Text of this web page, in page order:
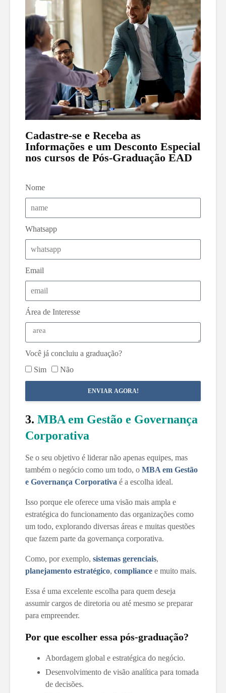
Cadastre-se e Receba as
Informações e um Desconto Especial
nos cursos de Pós-Graduação EAD
Nome
Whatsapp
Email
Área de Interesse
Você já concluiu a graduação?
Sim
Não
ENVIAR AGORA!
3. MBA em Gestão e Governança
Corporativa
Se o seu objetivo é liderar não apenas equipes, mas
também o negócio como um todo, o MBA em Gestão
e Governança Corporativa é a escolha ideal.
Isso porque ele oferece uma visão mais ampla e
estratégica do funcionamento das organizações como
um todo, explorando diversas áreas e muitas questões
que fazem parte da governança corporativa.
Como, por exemplo, sistemas gerenciais,
planejamento estratégico, compliance e muito mais.
Essa é uma excelente escolha para quem deseja
assumir cargos de diretoria ou até mesmo se preparar
para empreender.
Por que escolher essa pós-graduação?
Abordagem global e estratégica do negócio.
Desenvolvimento de visão analítica para tomada
de decisões.